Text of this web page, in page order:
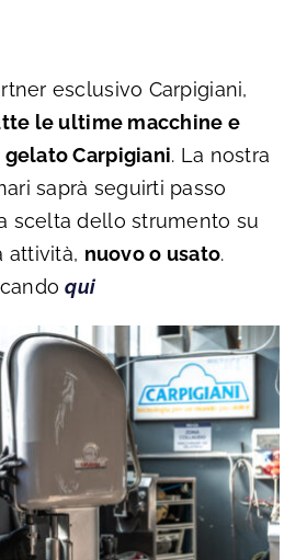
esclusivo Carpigiani,
le ultime macchine e
Carpigiani. La nostra
saprà seguirti passo
scelta dello strumento su
attività, nuovo o usato.
qui